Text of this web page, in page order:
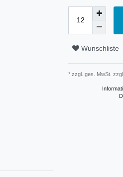
Wunschliste
* zzgl. ges. MwSt. zzgl.